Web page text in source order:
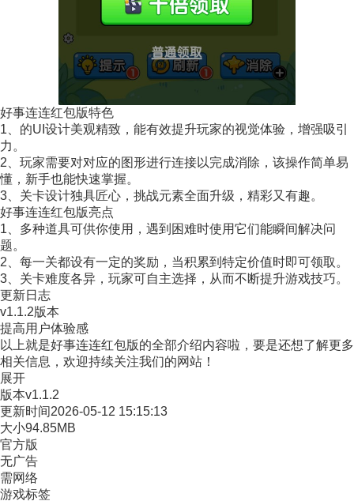
好事连连红包版特色
1、的UI设计美观精致，能有效提升玩家的视觉体验，增强吸引
力。
2、玩家需要对对应的图形进行连接以完成消除，该操作简单易
懂，新手也能快速掌握。
3、关卡设计独具匠心，挑战元素全面升级，精彩又有趣。
好事连连红包版亮点
1、多种道具可供你使用，遇到困难时使用它们能瞬间解决问
题。
2、每一关都设有一定的奖励，当积累到特定价值时即可领取。
3、关卡难度各异，玩家可自主选择，从而不断提升游戏技巧。
更新日志
v1.1.2版本
提高用户体验感
以上就是好事连连红包版的全部介绍内容啦，要是还想了解更多
相关信息，欢迎持续关注我们的网站！
展开
版本v1.1.2
更新时间2026-05-12 15:15:13
大小94.85MB
官方版
无广告
需网络
游戏标签